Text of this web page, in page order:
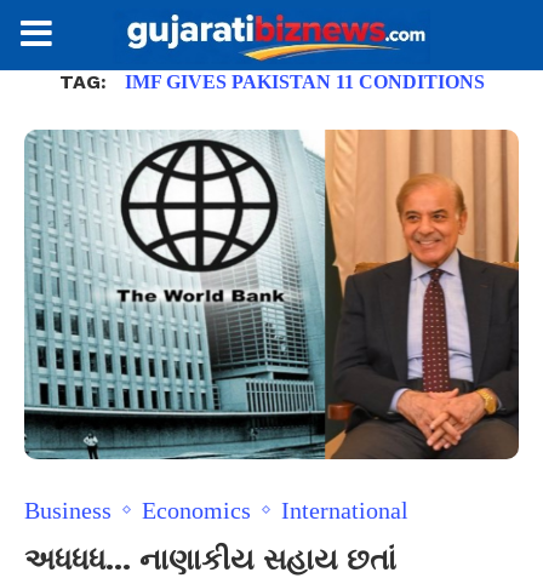
TAG: IMF GIVES PAKISTAN 11 CONDITIONS
Business Economics International
અધધધ… નાણાકીય સહાય છતાં